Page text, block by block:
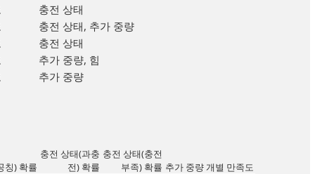
충전 상태
충전 상태, 추가 중량
충전 상태
추가 중량, 힘
추가 중량
칭) 확률
충전 상태(과충
전) 확률
충전 상태(충전
부족) 확률 추가 중량 개별 만족도